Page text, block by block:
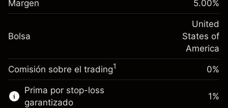
Cargos por el valor total de la
posición
(-$4.31)
Tamaño de la operación con apalancamiento
~$20,000.00
$19,000.00
Ir a la plataforma
Ajuste de financiamiento
-0.000682
%
(-$0.14)
Tamaño de la operación con apalancamiento
~$20,000.00
Dinero del apalancamiento ~ $
Margen 5.00%
Bolsa
United
States of
America
Comisión sobre el trading1 0%
Prima por stop-loss
garantizado
1%